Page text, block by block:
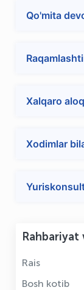
Qo'mita
Xalqaro
Xodimlar
Rahbariyat
Rais
Bosh kotib